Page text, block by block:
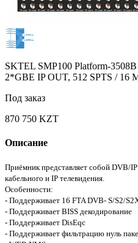
SKTEL SMP100 Platform-
2*GBE IP OUT, 512 SPTS / 16
Под заказ
870 750 KZT
Описание
Приёмник представляет собой DVB/
кабельного и IP телевидения.
Особенности:
- Поддерживает 16 FTA DVB- S/S2/
- Поддерживает BISS декодирование
- Поддерживает DisEqc
- Поддерживает фильтрацию нуль